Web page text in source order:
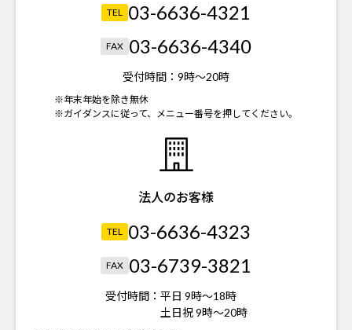
TEL 03-6636-4321
FAX 03-6636-4340
受付時間： 9時～20時
※年末年始を除き無休
※ガイダンスに従って、メニュー番号を押してください。
法人のお客様
TEL 03-6636-4323
FAX 03-6739-3821
受付時間： 平日 9時～18時
土日祝 9時～20時